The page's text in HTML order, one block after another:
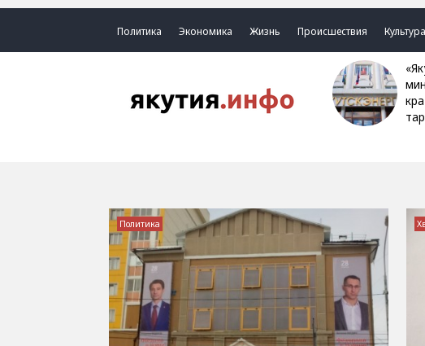
Политика Экономика Жизнь Происшествия Культура
«Якутскэнерго» в
Политика